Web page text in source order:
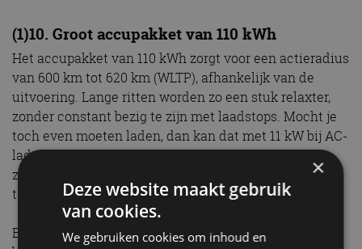
(1)10. Groot accupakket van 110 kWh
Het accupakket van 110 kWh zorgt voor een actieradius
van 600 km tot 620 km (WLTP), afhankelijk van de
uitvoering. Lange ritten worden zo een stuk relaxter,
zonder constant bezig te zijn met laadstops. Mocht je
toch even moeten laden, dan kan dat met 11 kW bij AC-
laden en tot 300 kW bij DC-laden. Een vlaggenschip
zou een vlaggenschip niet zijn zonder 800-volt
technologie, ook dit is standaard.
En 10 x 10 = 100. De USB-C punten in de Ioniq 9
×
Deze website maakt gebruik
van cookies.
We gebruiken cookies om inhoud en